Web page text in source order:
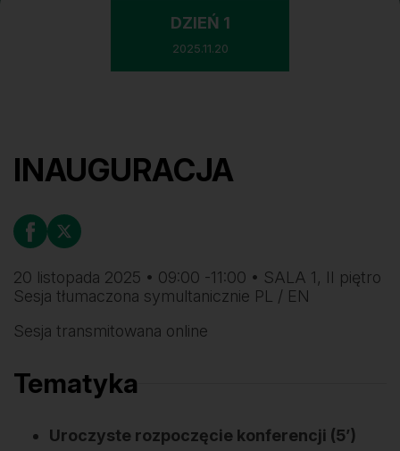
DZIEŃ 1
2025.11.20
INAUGURACJA
20 listopada 2025 • 09:00 -11:00 • SALA 1, II piętro
Sesja tłumaczona symultanicznie PL / EN
Sesja transmitowana online
Tematyka
Uroczyste rozpoczęcie konferencji (5’)